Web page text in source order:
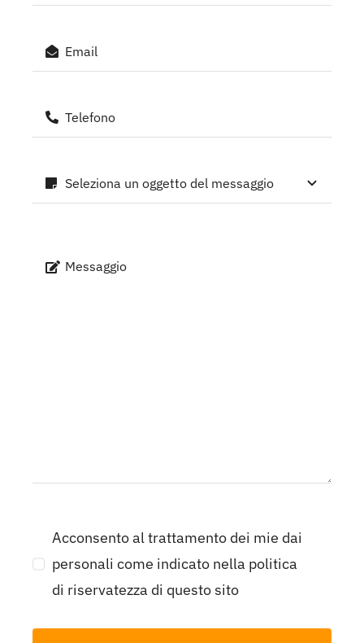
Acconsento al trattamento dei mie dai
personali come indicato nella politica
di riservatezza di questo sito